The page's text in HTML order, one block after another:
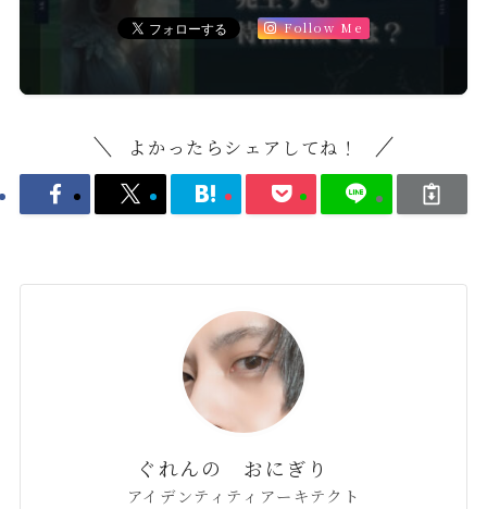
Follow Me
よかったらシェアしてね！
ぐれんの おにぎり
アイデンティティアーキテクト